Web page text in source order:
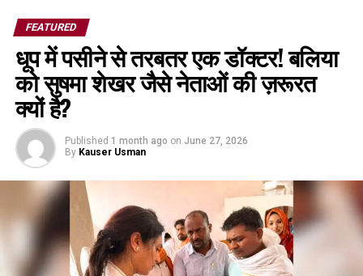
FEATURED
धूप में पसीने से तरबतर एक डॉक्टर! बलिया
को सुषमा शेखर जैसे नेताओं की ज़रूरत
क्यों है?
Published 1 month ago on June 27, 2026
By Kauser Usman